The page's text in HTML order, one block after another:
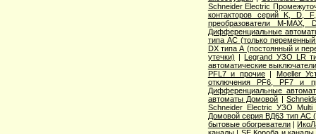
Schneider Electric
контакторов серий K, D,
преобразователи M-MAX,
Дифференциальные
типа АС (только переменный
DX типа А (постоянный и
утечки) |Legrand УЗО LR
автоматические
PFL7 и прочие| Moeller
отключения PF6, PF7 и
Дифференциальные
автоматы Домовой |
Schneider Electric УЗО Multi
Домовой серия ВД63 тип АС
бытовые обогреватели|